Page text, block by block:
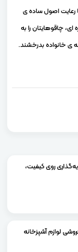
رعایت اصول ساده ی
چاقوهایتان را به
ی خانواده بدرخشند.
روی کیفیت،
لوازم آشپزخانه